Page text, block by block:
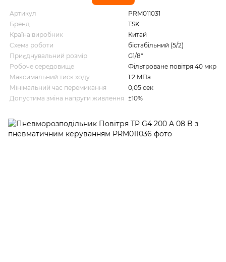
Артикул
PRM011031
Бренд
TSK
Країна виробник
Китай
Схема роботи
бістабільний (5/2)
Приєднувальний розмір
G1/8"
Робоче середовище
Фільтроване повітря 40 мкр
Максимальний тиск ходу
1.2 MПа
Мінімальний час перемикання
0,05 сек
Допустима зміна напруги живлення ±10%